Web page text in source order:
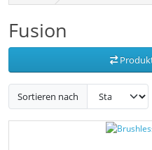
Fusion
Sortieren nach